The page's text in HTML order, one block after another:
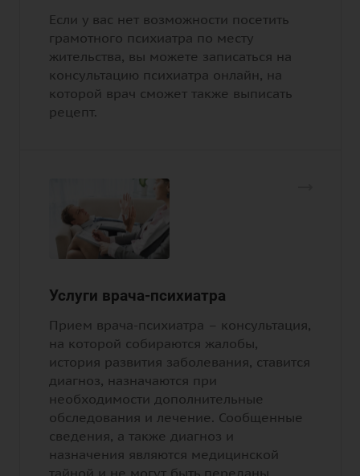
Если у вас нет возможности посетить
грамотного психиатра по месту
жительства, вы можете записаться на
консультацию психиатра онлайн, на
которой врач сможет также выписать
рецепт.
Услуги врача-психиатра
Прием врача-психиатра – консультация,
на которой собираются жалобы,
история развития заболевания, ставится
диагноз, назначаются при
необходимости дополнительные
обследования и лечение. Сообщенные
сведения, а также диагноз и
назначения являются медицинской
тайной и не могут быть переданы